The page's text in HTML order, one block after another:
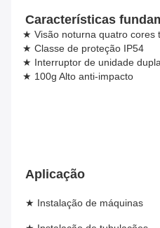
Características
★ Visão noturna quatro cores
★ Classe de proteção IP54
★ Interruptor de unidade
★ 100g Alto anti-impacto
Aplicação
★ Instalação de máquinas